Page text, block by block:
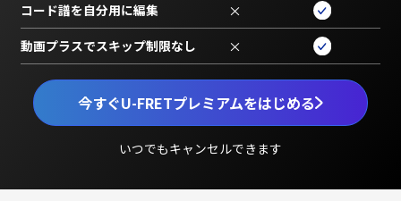
今すぐU-FRETプレミアムをはじめる
いつでもキャンセルできます
コード譜を自分用に編集 ×
動画プラスでスキップ制限なし ×